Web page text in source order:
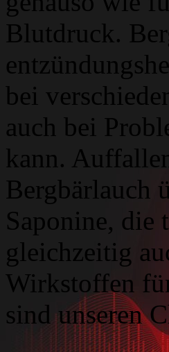
Blutdruck.
bei
auch bei
kann.
Bergbärlauch
Saponine, die
gleichzeitig
Wirkstoffen
sind unseren